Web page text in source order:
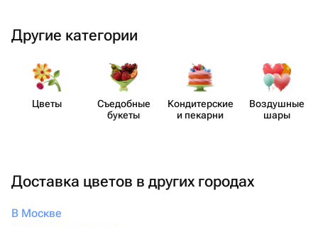
Другие категории
Цветы
Съедобные
букеты
Кондит​ерские
и пекарни
Воздушные
шары
Доставка цветов в других городах
В Москве